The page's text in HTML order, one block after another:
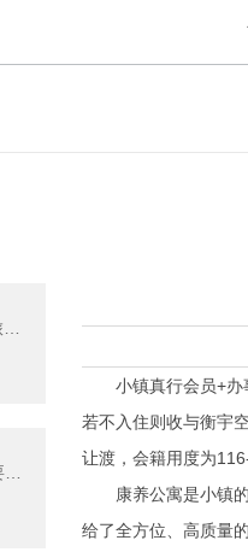
定制需求，为上
生产能力超过
伴和较为完善的
小镇真行会员+办
若不入住则收与衡宇
让渡，会籍用度为
康养公寓是小镇的
给了全方位、高质量